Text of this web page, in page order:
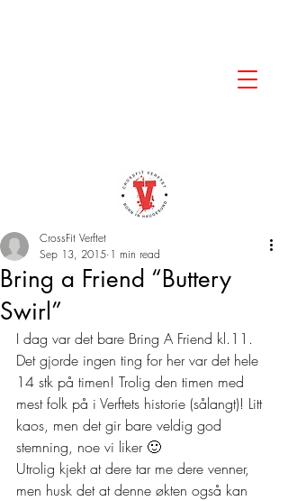
Bring a Friend “Buttery
Swirl”
CrossFit Verftet
Sep 13, 2015 1 min read
I dag var det bare Bring A Friend kl.11.
Det gjorde ingen ting for her var det hele
14 stk på timen! Trolig den timen med
mest folk på i Verftets historie (sålangt)! Litt
kaos, men det gir bare veldig god
stemning, noe vi liker 🙂
Utrolig kjekt at dere tar me dere venner,
men husk det at denne økten også kan